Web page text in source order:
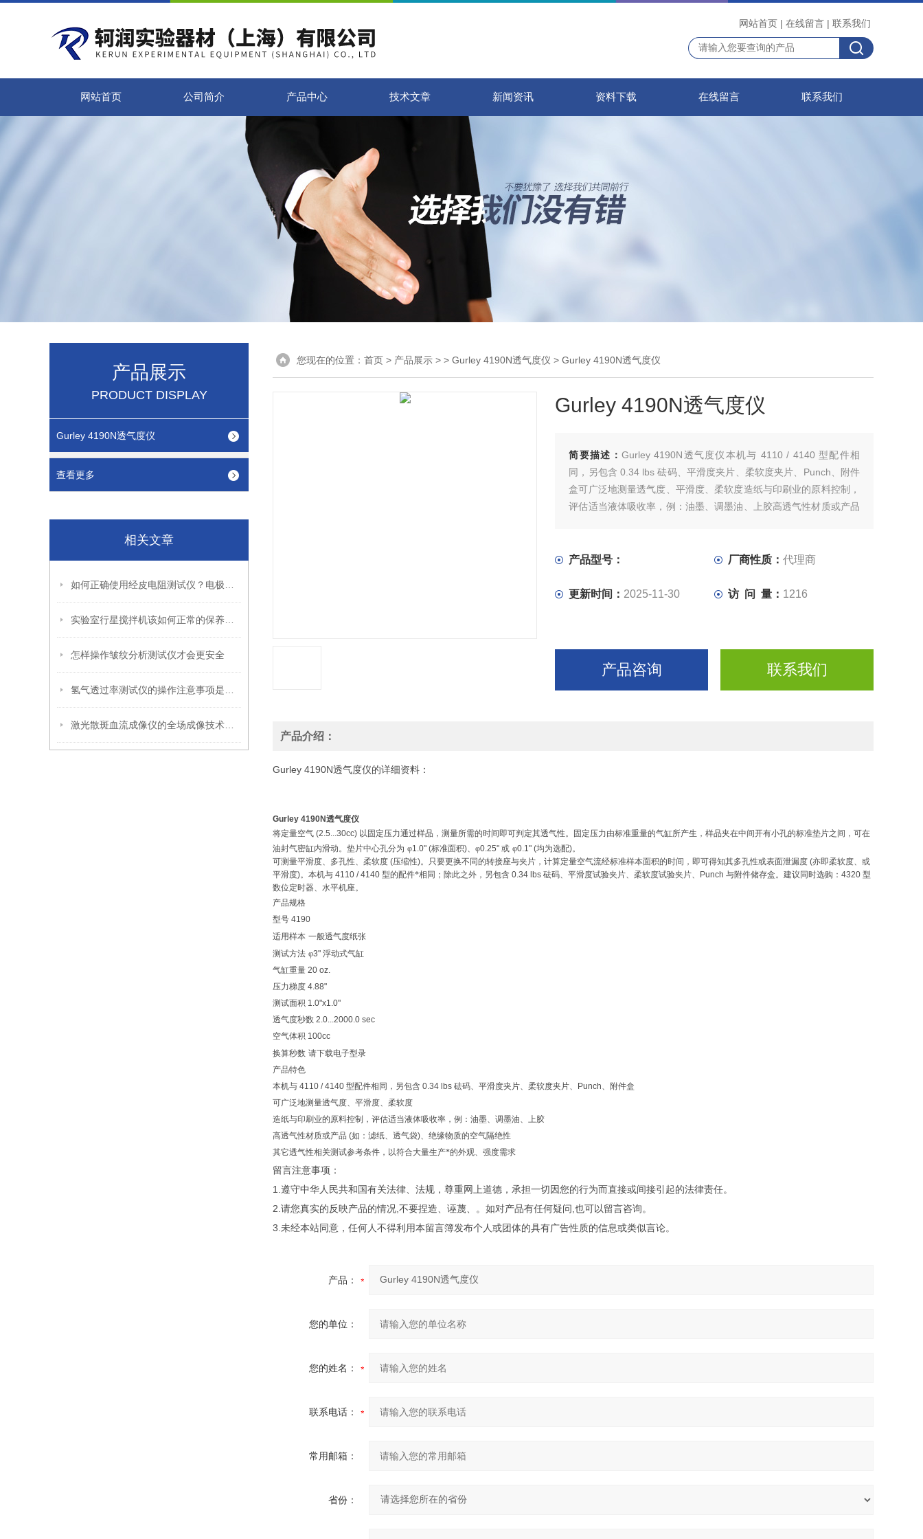
网站首页 | 在线留言 | 联系我们
网站首页 公司简介 产品中心 技术文章 新闻资讯 资料下载 在线留言 联系我们
产品展示
PRODUCT DISPLAY
Gurley 4190N透气度仪
查看更多
相关文章
怎样操作皱纹分析测试仪才会更安全
您现在的位置： 首页 > 产品展示 > > Gurley 4190N透气度仪 > Gurley 4190N透气度仪
Gurley 4190N透气度仪
简要描述： Gurley 4190N透气度仪本机与 4110 / 4140 型配件相
同，另包含 0.34 lbs 砝码、平滑度夹片、柔软度夹片、Punch、附件
盒可广泛地测量透气度、平滑度、柔软度造纸与印刷业的原料控制，
评估适当液体吸收率，例：油墨、调墨油、上胶高透气性材质或产品
产品型号： 厂商性质：代理商
更新时间： 2025-11-30 访 问 量： 1216
产品咨询 联系我们
产品介绍：
Gurley 4190N透气度仪的详细资料：
Gurley 4190N透气度仪
将定量空气 (2.5...30cc) 以固定压力通过样品，测量所需的时间即可判定其透气性。固定压力由标准重量的气缸所产生，样品夹在中间开有小孔的标准垫片之间，可在
油封气密缸内滑动。垫片中心孔分为 φ1.0" (标准面积)、φ0.25" 或 φ0.1" (均为选配)。
可测量平滑度、多孔性、柔软度 (压缩性)。只要更换不同的转接座与夹片，计算定量空气流经标准样本面积的时间，即可得知其多孔性或表面泄漏度 (亦即柔软度、或
平滑度)。本机与 4110 / 4140 型的配件*相同；除此之外，另包含 0.34 lbs 砝码、平滑度试验夹片、柔软度试验夹片、 Punch 与附件储存盒。建议同时选购： 4320 型
数位定时器、水平机座。
产品规格
型号 4190
适用样本 一般透气度纸张
测试方法 φ3" 浮动式气缸
气缸重量 20 oz.
压力梯度 4.88"
测试面积 1.0"x1.0"
透气度秒数 2.0...2000.0 sec
空气体积 100cc
换算秒数 请下载电子型录
产品特色
本机与 4110 / 4140 型配件相同，另包含 0.34 lbs 砝码、平滑度夹片、柔软度夹片、 Punch、附件盒
可广泛地测量透气度、平滑度、柔软度
造纸与印刷业的原料控制，评估适当液体吸收率，例：油墨、调墨油、上胶
高透气性材质或产品 (如：滤纸、透气袋)、绝缘物质的空气隔绝性
其它透气性相关测试参考条件，以符合大量生产*的外观、强度需求
留言注意事项：
1.遵守中华人民共和国有关法律、法规，尊重网上道德，承担一切因您的行为而直接或间接引起的法律责任。
2.请您真实的反映产品的情况,不要捏造、诬蔑、。如对产品有任何疑问,也可以留言咨询。
3.未经本站同意，任何人不得利用本留言簿发布个人或团体的具有广告性质的信息或类似言论。
产品：
您的单位：
您的姓名：
联系电话：
常用邮箱：
省份：